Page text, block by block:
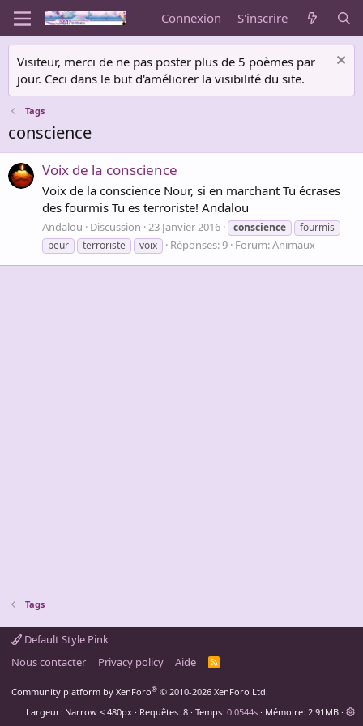
Connexion S'inscrire
Visiteur, merci de ne pas poster plus de 5 poèmes par
jour. Ceci dans le but d'améliorer la visibilité du site.
Tags
conscience
Voix de la conscience
Voix de la conscience Nour, si en marchant Tu écrases
des fourmis Tu es terroriste! Andalou
Andalou Discussion 23 Janvier 2016 conscience
fourmis
peur
terroriste voix Réponses: 9 Forum:Animaux
Tags
Default Style Pink
Nous contacter
Privacy policy Aide
R
Community platform by XenForo® © 2010-2026 XenForo Ltd.
Largeur
Requêtes 8 Temps 0.0544s Mémoire 2.91MB